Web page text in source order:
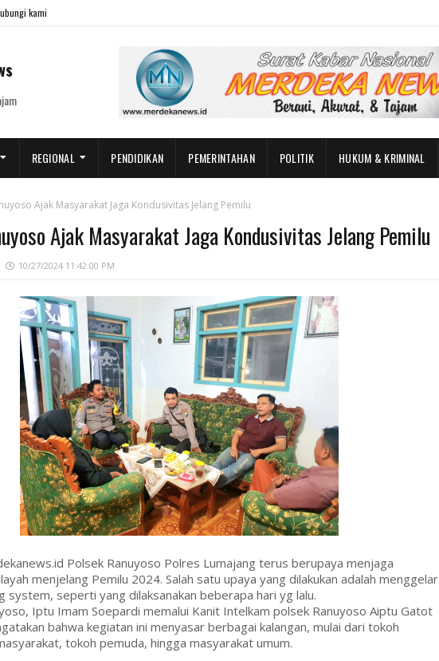
kami
REGIONAL PENDIDIKAN PEMERINTAHAN POLITIK HUKUM & KRIMINAL
Ajak Masyarakat Jaga Kondusivitas Jelang Pemilu
Ajak Masyarakat Jaga Kondusivitas Jelang Pemilu
10/27/2024 11:42:00 PM
Polsek Ranuyoso Polres Lumajang terus berupaya menjaga
menjelang Pemilu 2024. Salah satu upaya yang dilakukan adalah menggelar
system, seperti yang dilaksanakan beberapa hari yg lalu.
Iptu Imam Soepardi memalui Kanit Intelkam polsek Ranuyoso Aiptu Gatot
bahwa kegiatan ini menyasar berbagai kalangan, mulai dari tokoh
tokoh pemuda, hingga masyarakat umum.